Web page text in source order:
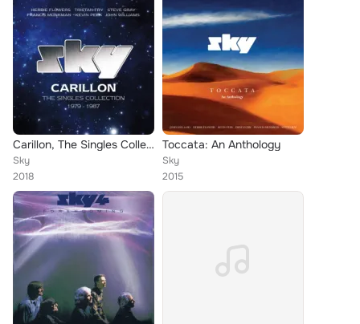
Carillon, The Singles Collection: 1979-1987
Sky
2018
Toccata: An Anthology
Sky
2015